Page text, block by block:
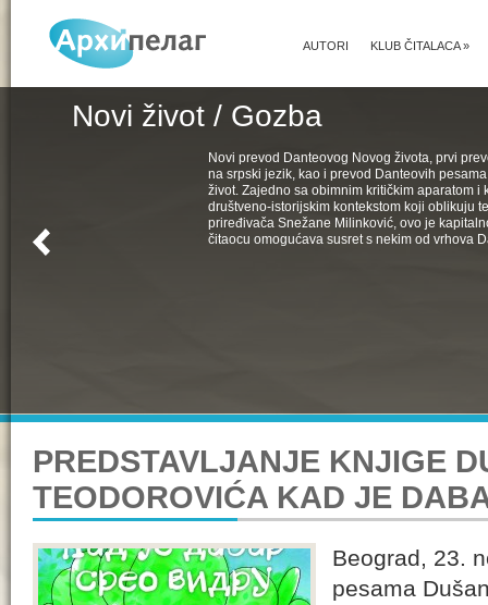
KLUB ČITALACA»
AUTORI
Novi život / Gozba
Novi prevod Danteovog Novog života, prvi
na srpski jezik, kao i prevod Danteovih
život. Zajedno sa obimnim kritičkim aparatom i
društveno-istorijskim kontekstom koji oblikuju
priređivača Snežane Milinković, ovo je
čitaocu omogućava susret s nekim od vrhova
PREDSTAVLJANJE KNJIGE
TEODOROVIĆA KAD JE
Beograd, 23.
pesama